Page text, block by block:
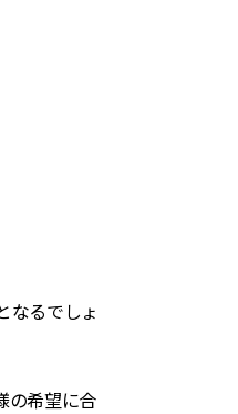
なるでしょ
の希望に合